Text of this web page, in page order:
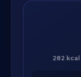
282 kcal